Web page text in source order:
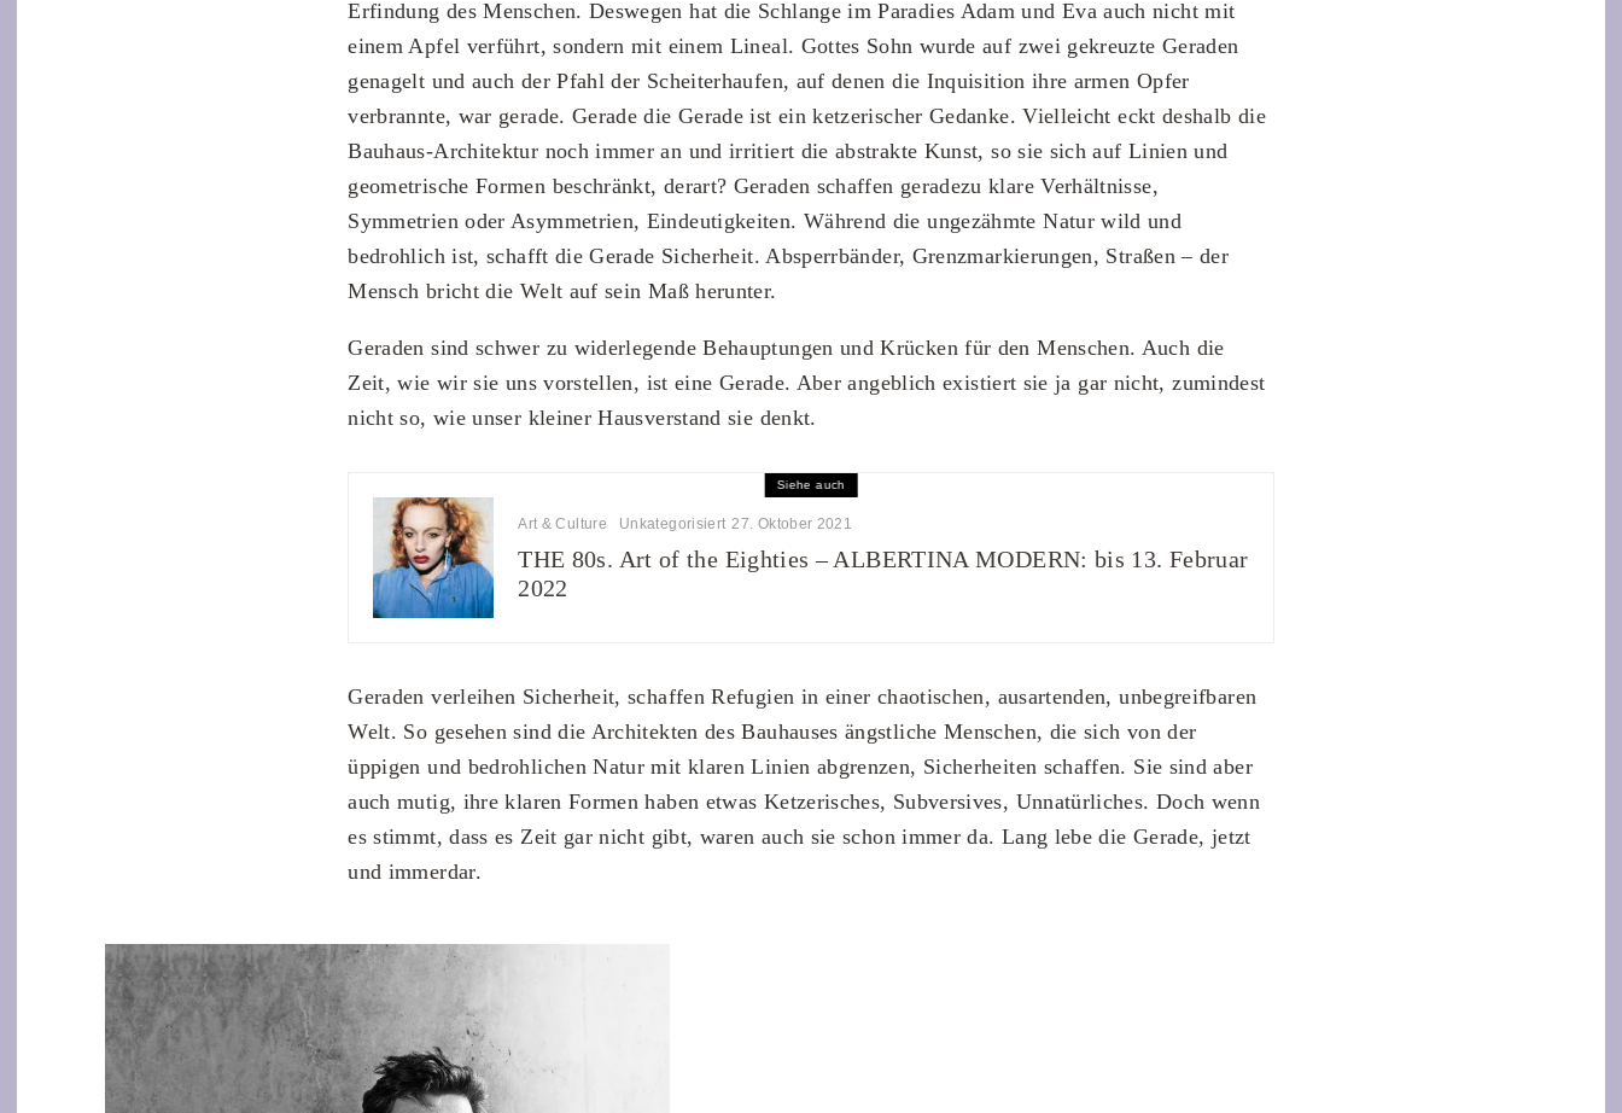
Erfindung des Menschen. Deswegen hat die Schlange im Paradies Adam und Eva auch nicht mit
einem Apfel verführt, sondern mit einem Lineal. Gottes Sohn wurde auf zwei gekreuzte Geraden
genagelt und auch der Pfahl der Scheiterhaufen, auf denen die Inquisition ihre armen Opfer
verbrannte, war gerade. Gerade die Gerade ist ein ketzerischer Gedanke. Vielleicht eckt deshalb die
Bauhaus-Architektur noch immer an und irritiert die abstrakte Kunst, so sie sich auf Linien und
geometrische Formen beschränkt, derart? Geraden schaffen geradezu klare Verhältnisse,
Symmetrien oder Asymmetrien, Eindeutigkeiten. Während die ungezähmte Natur wild und
bedrohlich ist, schafft die Gerade Sicherheit. Absperrbänder, Grenzmarkierungen, Straßen – der
Mensch bricht die Welt auf sein Maß herunter.
Geraden sind schwer zu widerlegende Behauptungen und Krücken für den Menschen. Auch die
Zeit, wie wir sie uns vorstellen, ist eine Gerade. Aber angeblich existiert sie ja gar nicht, zumindest
nicht so, wie unser kleiner Hausverstand sie denkt.
Siehe auch
Art & Culture Unkategorisiert 27. Oktober 2021
THE 80s. Art of the Eighties – ALBERTINA MODERN: bis 13. Februar
2022
Geraden verleihen Sicherheit, schaffen Refugien in einer chaotischen, ausartenden, unbegreifbaren
Welt. So gesehen sind die Architekten des Bauhauses ängstliche Menschen, die sich von der
üppigen und bedrohlichen Natur mit klaren Linien abgrenzen, Sicherheiten schaffen. Sie sind aber
auch mutig, ihre klaren Formen haben etwas Ketzerisches, Subversives, Unnatürliches. Doch wenn
es stimmt, dass es Zeit gar nicht gibt, waren auch sie schon immer da. Lang lebe die Gerade, jetzt
und immerdar.